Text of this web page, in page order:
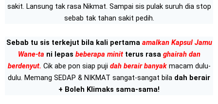
sakit. Lansung tak rasa Nikmat. Sampai sis pulak suruh dia stop
sebab tak tahan sakit pedih.
Sebab tu sis terkejut bila kali pertama amalkan Kapsul Jamu
Wane-ta ni lepas beberapa minitterus rasa ghairah dan
berdenyut. Cik abe pon siap puji dah berair banyak macam dulu-
dulu. Memang SEDAP & NIKMAT sangat-sangat bila dah berair
+ Boleh Klimaks sama-sama!